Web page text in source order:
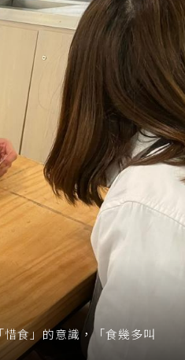
食」的意識，「食幾多叫